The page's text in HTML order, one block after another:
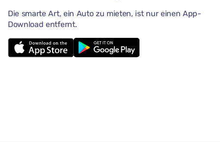
Die smarte Art, ein Auto zu mieten, ist nur einen App-
Download entfernt.